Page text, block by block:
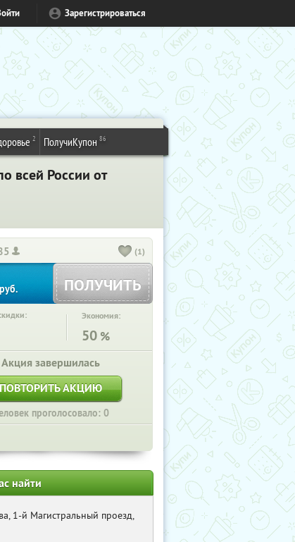
Зарегистрироваться
2 ПолучиКупон 86
всей России от
(1)
руб. ПОЛУЧИТЬ
Экономия:
50 %
Акция завершилась
ПОВТОРИТЬ АКЦИЮ
проголосовало: 0
найти
1-й Магистральный проезд,